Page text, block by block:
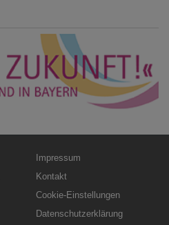
Fußbereichsmenü
Impressum
Kontakt
Cookie-Einstellungen
Datenschutzerklärung